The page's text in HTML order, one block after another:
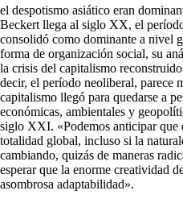
el despotismo asiático eran
Beckert llega al siglo XX, el
consolidó como dominante a nivel
forma de organización social, su
la crisis del capitalismo
decir, el período neoliberal, parece
capitalismo llegó para quedarse a
económicas, ambientales y
siglo XXI. «Podemos anticipar que
totalidad global, incluso si la
cambiando, quizás de maneras
esperar que la enorme creatividad
asombrosa adaptabilidad».